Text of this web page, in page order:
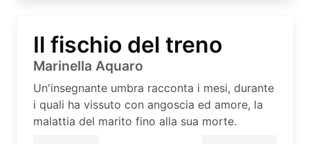
Il fischio del treno
Marinella Aquaro
Un'insegnante umbra racconta i mesi, durante
i quali ha vissuto con angoscia ed amore, la
malattia del marito fino alla sua morte.